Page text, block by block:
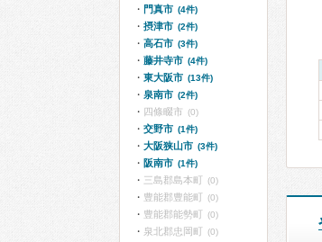
門真市 (4件)
摂津市 (2件)
高石市 (3件)
藤井寺市 (4件)
東大阪市 (13件)
泉南市 (2件)
四條畷市 (0)
交野市 (1件)
大阪狭山市 (3件)
阪南市 (1件)
三島郡島本町 (0)
豊能郡豊能町 (0)
豊能郡能勢町 (0)
泉北郡忠岡町 (0)